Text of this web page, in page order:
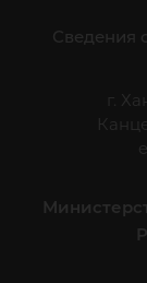
Сведения
г.